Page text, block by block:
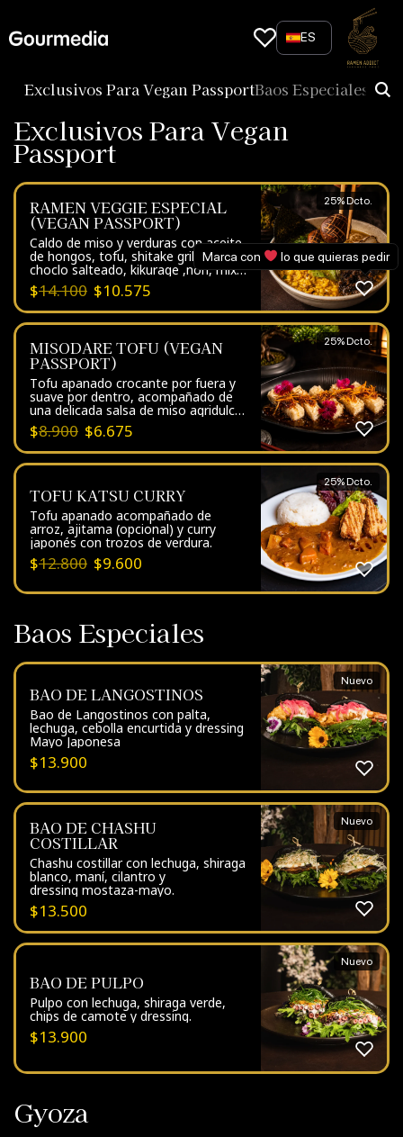
content
ES
Exclusivos Para Vegan PassportBaos Especiales
Exclusivos Para Vegan
Passport
RAMEN VEGGIE ESPECIAL
(VEGAN PASSPORT)
Caldo de miso y verduras con aceite
de hongos, tofu, shitake grillado,
choclo salteado, kikurage ,nori, mix
de verduras, cebollín, sesamo y
fideos de la casa.
$14.100 $10.575
25% Dcto.
MISODARE TOFU (VEGAN
PASSPORT)
Tofu apanado crocante por fuera y
suave por dentro, acompañado de
una delicada salsa de miso agridulce
que realza su sabor umami.
$8.900 $6.675
25% Dcto.
TOFU KATSU CURRY
Tofu apanado acompañado de
arroz, ajitama (opcional) y curry
japonés con trozos de verdura.
$12.800 $9.600
25% Dcto.
Baos Especiales
BAO DE LANGOSTINOS
Bao de Langostinos con palta,
lechuga, cebolla encurtida y dressing
Mayo Japonesa
$13.900
Nuevo
BAO DE CHASHU
COSTILLAR
Chashu costillar con lechuga, shiraga
blanco, maní, cilantro y
dressing mostaza-mayo.
$13.500
Nuevo
BAO DE PULPO
Pulpo con lechuga, shiraga verde,
chips de camote y dressing.
$13.900
Nuevo
Gyoza
Marca con lo que quieras pedir